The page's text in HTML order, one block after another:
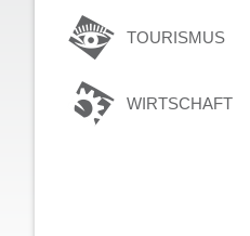
TOURISMUS
WIRTSCHAFT